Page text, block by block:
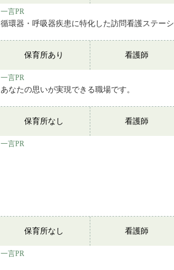
一言PR
循環器・呼吸器疾患に特化した訪問看護ステーシ
保育所あり 看護師
一言PR
あなたの思いが実現できる職場です。
保育所なし 看護師
一言PR
保育所なし 看護師
一言PR